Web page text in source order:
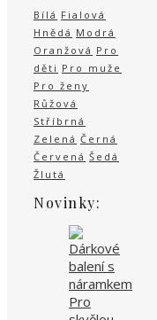
Bílá Fialová
Hnědá Modrá
Oranžová Pro
děti Pro muže
Pro ženy
Růžová
Stříbrná
Zelená Černá
Červená Šedá
Žlutá
Novinky: